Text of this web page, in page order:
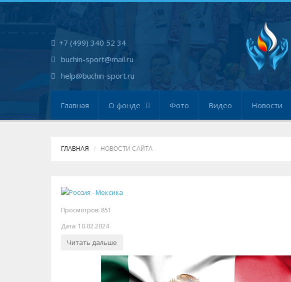
+7 (499) 340 52 34
buchin-sport@mail.ru
help@buchin-sport.ru
Главная О фонде Фото Видео Новости
ГЛАВНАЯ НОВОСТИ САЙТА
Просмотров: 851
Дата: 10.02.2024
Читать дальше